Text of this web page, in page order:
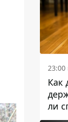
23:00
Как
ли